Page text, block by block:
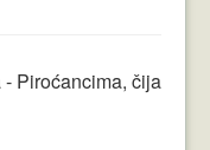
Piroćancima, čija